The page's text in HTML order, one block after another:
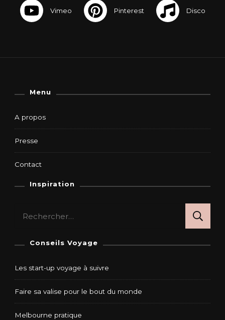
Menu
A propos
Presse
Contact
Inspiration
Conseils Voyage
Les start-up voyage à suivre
Faire sa valise pour le bout du monde
Melbourne pratique